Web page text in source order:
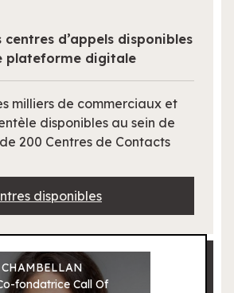
centres d’appels disponibles
plateforme digitale
milliers de commerciaux et
disponibles au sein de
200 Centres de Contacts
disponibles
fondatrice Call Of